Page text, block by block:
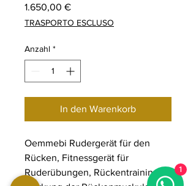
1.650,00 €Preis
TRASPORTO ESCLUSO
Anzahl *
In den Warenkorb
Oemmebi Rudergerät für den
Rücken, Fitnessgerät für
Ruderübungen, Rückentraining,
1